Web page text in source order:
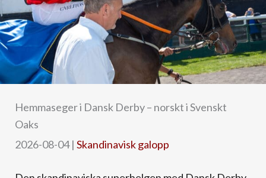
Hemmaseger i Dansk Derby – norskt i Svenskt
Oaks
2026-08-04| Skandinavisk galopp